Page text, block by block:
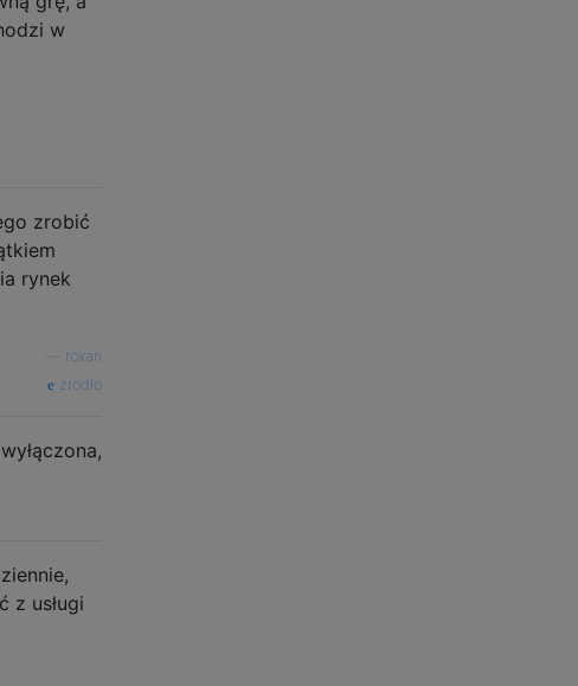
w
zrobić
rynek
roxan
źródło
z usługi